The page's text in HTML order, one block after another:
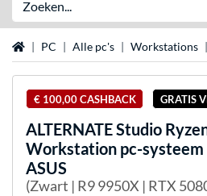
Home PC Alle pc's Workstations
€ 100,00 CASHBACK GRATIS
ALTERNATEStudio
Workstation pc-systeem
ASUS
(Zwart | R9 9950X | RTX